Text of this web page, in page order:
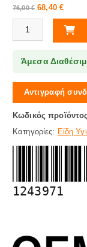
76,00€ 68,40 €
Νιπτήρας Απλός
Άμεσα
Αντιγραφή
Κωδικός
Κατηγορίες: Είδη
1243971